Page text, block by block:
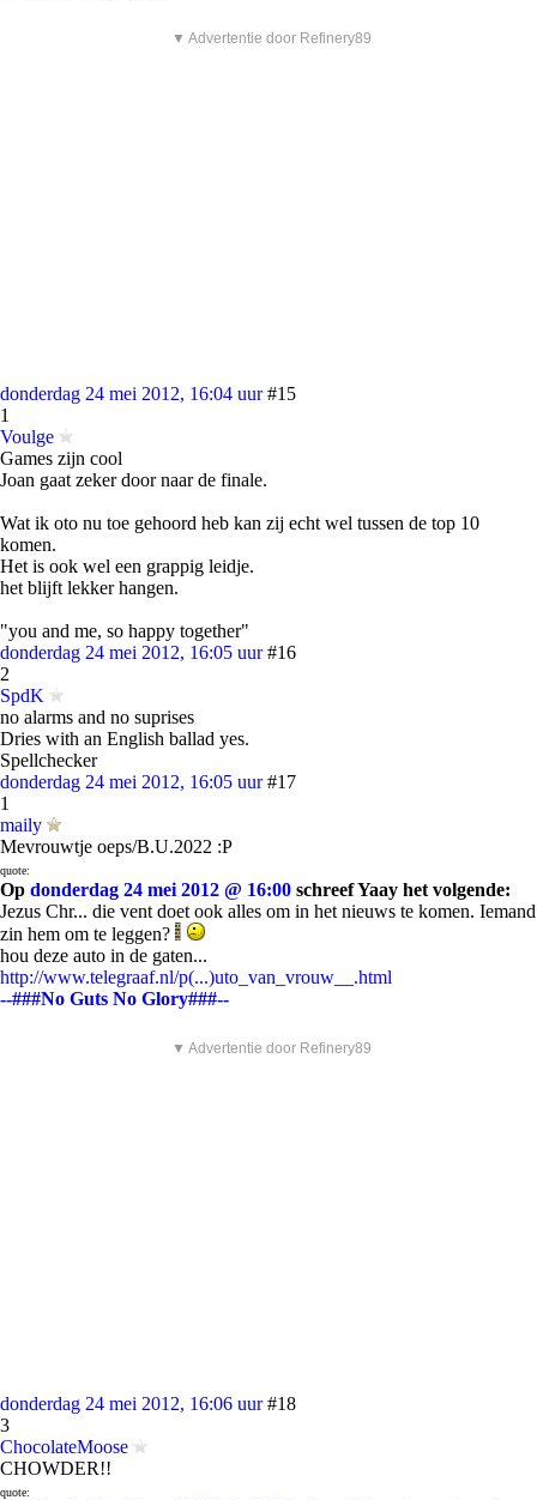
▼ Advertentie door Refinery89
donderdag 24 mei 2012, 16:04 uur #15
1
Voulge
Games zijn cool
Joan gaat zeker door naar de finale.
Wat ik oto nu toe gehoord heb kan zij echt wel tussen de top 10
komen.
Het is ook wel een grappig leidje.
het blijft lekker hangen.
"you and me, so happy together"
donderdag 24 mei 2012, 16:05 uur #16
2
SpdK
no alarms and no suprises
Dries with an English ballad yes.
Spellchecker
donderdag 24 mei 2012, 16:05 uur #17
1
maily
Mevrouwtje oeps/B.U.2022 :P
quote:
Op donderdag 24 mei 2012 @ 16:00 schreef Yaay het volgende:
Jezus Chr... die vent doet ook alles om in het nieuws te komen. Iemand
zin hem om te leggen?
hou deze auto in de gaten...
http://www.telegraaf.nl/p(...)uto_van_vrouw__.html
--###No Guts No Glory###--
▼ Advertentie door Refinery89
donderdag 24 mei 2012, 16:06 uur #18
3
ChocolateMoose
CHOWDER!!
quote: